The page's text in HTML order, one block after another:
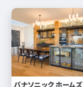
パナソニック ホームズ